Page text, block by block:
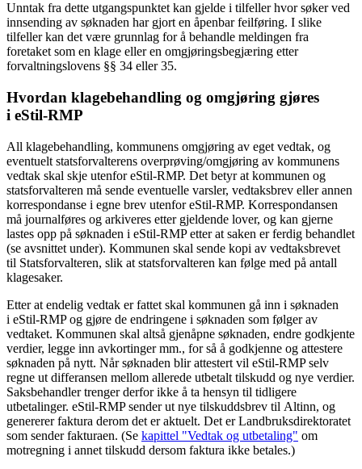
Unntak fra dette utgangspunktet kan gjelde i tilfeller hvor søker ved
innsending av søknaden har gjort en åpenbar feilføring. I slike
tilfeller kan det være grunnlag for å behandle meldingen fra
foretaket som en klage eller en omgjøringsbegjæring etter
forvaltningslovens §§ 34 eller 35.
Hvordan klagebehandling og omgjøring gjøres
i eStil-RMP
All klagebehandling, kommunens omgjøring av eget vedtak, og
eventuelt statsforvalterens overprøving/omgjøring av kommunens
vedtak skal skje utenfor eStil-RMP. Det betyr at kommunen og
statsforvalteren må sende eventuelle varsler, vedtaksbrev eller annen
korrespondanse i egne brev utenfor eStil-RMP. Korrespondansen
må journalføres og arkiveres etter gjeldende lover, og kan gjerne
lastes opp på søknaden i eStil-RMP etter at saken er ferdig behandlet
(se avsnittet under). Kommunen skal sende kopi av vedtaksbrevet
til Statsforvalteren, slik at statsforvalteren kan følge med på antall
klagesaker.
Etter at endelig vedtak er fattet skal kommunen gå inn i søknaden
i eStil-RMP og gjøre de endringene i søknaden som følger av
vedtaket. Kommunen skal altså gjenåpne søknaden, endre godkjente
verdier, legge inn avkortinger mm., for så å godkjenne og attestere
søknaden på nytt. Når søknaden blir attestert vil eStil-RMP selv
regne ut differansen mellom allerede utbetalt tilskudd og nye verdier.
Saksbehandler trenger derfor ikke å ta hensyn til tidligere
utbetalinger. eStil-RMP sender ut nye tilskuddsbrev til Altinn, og
genererer faktura derom det er aktuelt. Det er Landbruksdirektoratet
som sender fakturaen. (Se kapittel "Vedtak og utbetaling" om
motregning i annet tilskudd dersom faktura ikke betales.)